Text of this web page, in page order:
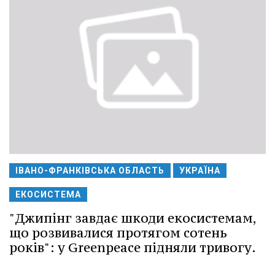
ІВАНО-ФРАНКІВСЬКА ОБЛАСТЬ УКРАЇНА
ЕКОСИСТЕМА
"Джипінг завдає шкоди екосистемам,
що розвивалися протягом сотень
років": у Greenpeace підняли тривогу.